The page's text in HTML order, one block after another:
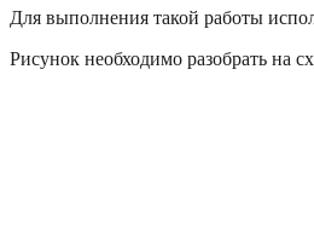
Для выполнения такой работы
Рисунок необходимо разобрать на